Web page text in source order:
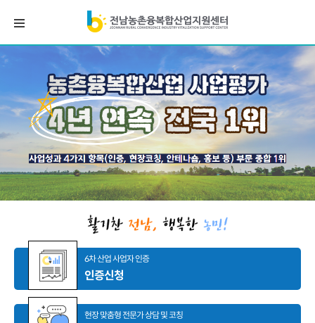
6차 산업 사업자 인증
인증신청
현장 맞춤형 전문가 상담 및 코칭